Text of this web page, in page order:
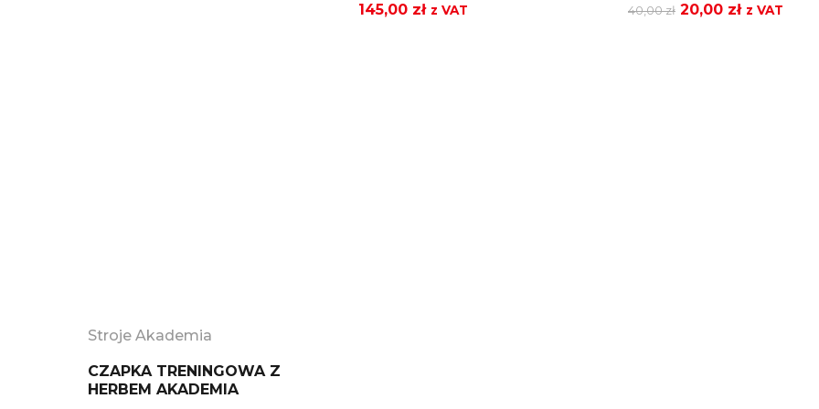
cena
145,00 zł z VAT 40,00zł Pierwotna
cena
20,00 złAktualna
z VAT
Stroje Akademia
CZAPKA TRENINGOWA Z
HERBEM AKADEMIA